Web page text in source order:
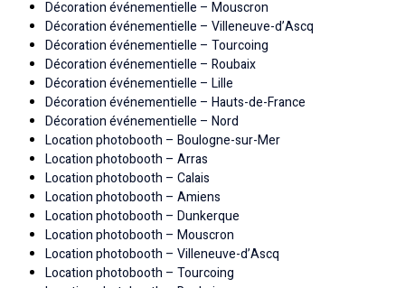
Décoration événementielle – Mouscron
Décoration événementielle – Villeneuve-d’Ascq
Décoration événementielle – Tourcoing
Décoration événementielle – Roubaix
Décoration événementielle – Lille
Décoration événementielle – Hauts-de-France
Décoration événementielle – Nord
Location photobooth – Boulogne-sur-Mer
Location photobooth – Arras
Location photobooth – Calais
Location photobooth – Amiens
Location photobooth – Dunkerque
Location photobooth – Mouscron
Location photobooth – Villeneuve-d’Ascq
Location photobooth – Tourcoing